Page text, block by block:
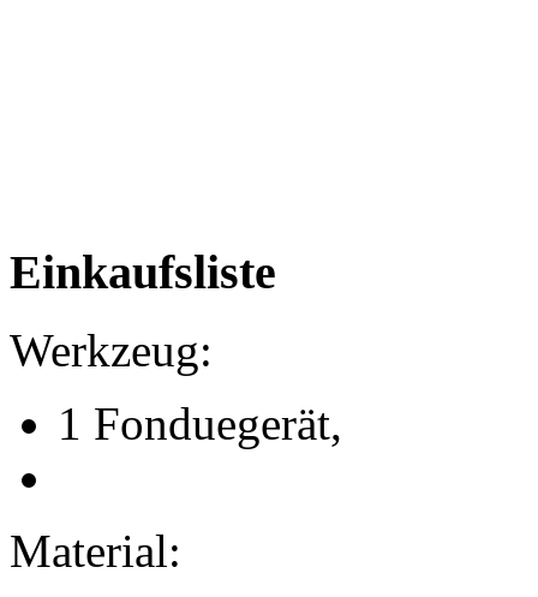
Einkaufsliste
Werkzeug:
1 Fonduegerät,
Material: